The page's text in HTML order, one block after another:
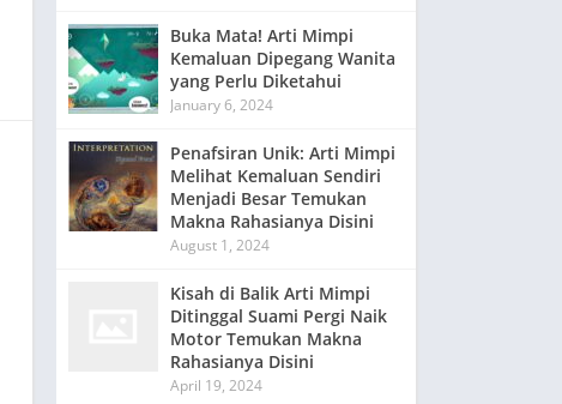
Buka Mata! Arti Mimpi
Kemaluan Dipegang Wanita
yang Perlu Diketahui
January 6, 2024
Penafsiran Unik: Arti Mimpi
Melihat Kemaluan Sendiri
Menjadi Besar Temukan
Makna Rahasianya Disini
August 1, 2024
Kisah di Balik Arti Mimpi
Ditinggal Suami Pergi Naik
Motor Temukan Makna
Rahasianya Disini
April 19, 2024